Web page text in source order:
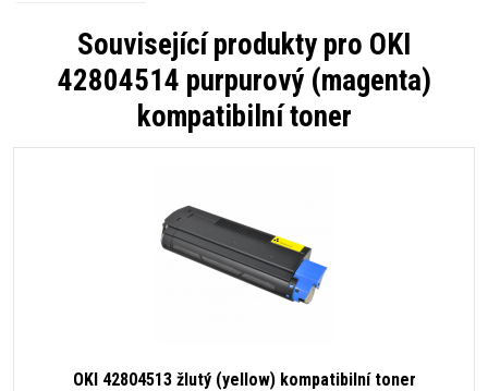
Související produkty pro OKI
42804514 purpurový (magenta)
kompatibilní toner
OKI 42804513 žlutý (yellow) kompatibilní toner